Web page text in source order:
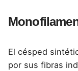
El césped
por sus fibras